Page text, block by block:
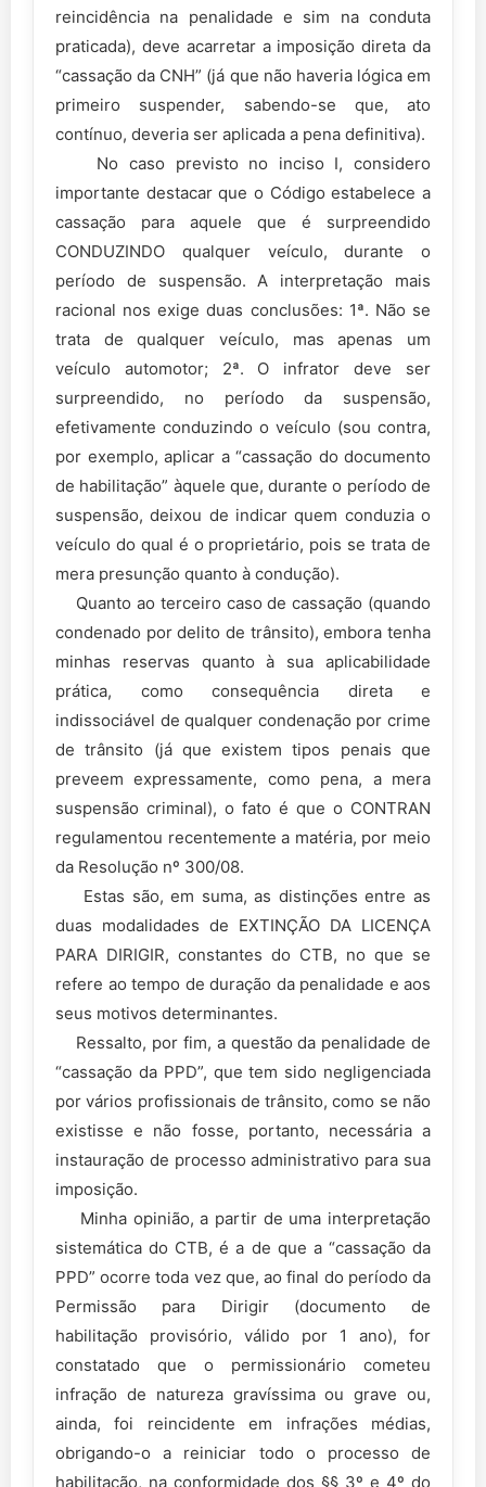
reincidência na penalidade e sim na conduta
praticada), deve acarretar a imposição direta da
“cassação da CNH” (já que não haveria lógica em
primeiro suspender, sabendo-se que, ato
contínuo, deveria ser aplicada a pena definitiva).
No caso previsto no inciso I, considero
importante destacar que o Código estabelece a
cassação para aquele que é surpreendido
CONDUZINDO qualquer veículo, durante o
período de suspensão. A interpretação mais
racional nos exige duas conclusões: 1ª. Não se
trata de qualquer veículo, mas apenas um
veículo automotor; 2ª. O infrator deve ser
surpreendido, no período da suspensão,
efetivamente conduzindo o veículo (sou contra,
por exemplo, aplicar a “cassação do documento
de habilitação” àquele que, durante o período de
suspensão, deixou de indicar quem conduzia o
veículo do qual é o proprietário, pois se trata de
mera presunção quanto à condução).
Quanto ao terceiro caso de cassação (quando
condenado por delito de trânsito), embora tenha
minhas reservas quanto à sua aplicabilidade
prática, como consequência direta e
indissociável de qualquer condenação por crime
de trânsito (já que existem tipos penais que
preveem expressamente, como pena, a mera
suspensão criminal), o fato é que o CONTRAN
regulamentou recentemente a matéria, por meio
da Resolução nº 300/08.
Estas são, em suma, as distinções entre as
duas modalidades de EXTINÇÃO DA LICENÇA
PARA DIRIGIR, constantes do CTB, no que se
refere ao tempo de duração da penalidade e aos
seus motivos determinantes.
Ressalto, por fim, a questão da penalidade de
“cassação da PPD”, que tem sido negligenciada
por vários profissionais de trânsito, como se não
existisse e não fosse, portanto, necessária a
instauração de processo administrativo para sua
imposição.
Minha opinião, a partir de uma interpretação
sistemática do CTB, é a de que a “cassação da
PPD” ocorre toda vez que, ao final do período da
Permissão para Dirigir (documento de
habilitação provisório, válido por 1 ano), for
constatado que o permissionário cometeu
infração de natureza gravíssima ou grave ou,
ainda, foi reincidente em infrações médias,
obrigando-o a reiniciar todo o processo de
habilitação, na conformidade dos §§ 3º e 4º do